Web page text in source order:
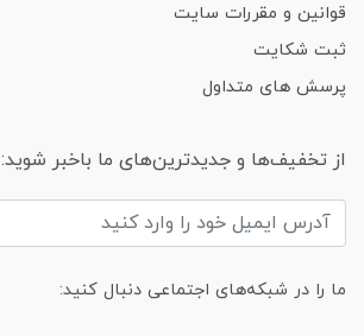
قوانین و مقررات سایت
ثبت شکایت
پرسش های متداول
از تخفیف‌ها و جدیدترین‌های ما باخبر شوید:
ما را در شبکه‌های اجتماعی دنبال کنید: